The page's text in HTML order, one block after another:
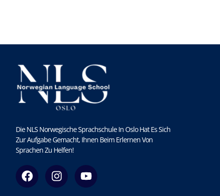
Die NLS Norwegische Sprachschule In Oslo Hat Es Sich
Zur Aufgabe Gemacht, Ihnen Beim Erlernen Von
Sprachen Zu Helfen!
F
a
I
n
Y
o